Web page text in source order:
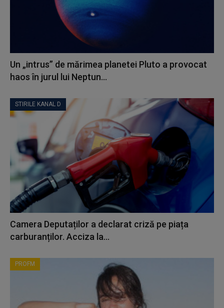
Un „intrus” de mărimea planetei Pluto a provocat
haos în jurul lui Neptun...
STIRILE KANAL D
Camera Deputaților a declarat criză pe piața
carburanților. Acciza la...
PROFM